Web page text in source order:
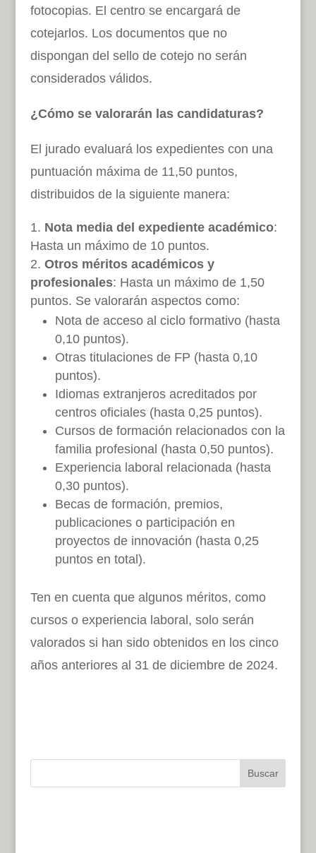
fotocopias. El centro se encargará de
cotejarlos. Los documentos que no
dispongan del sello de cotejo no serán
considerados válidos.
¿Cómo se valorarán las candidaturas?
El jurado evaluará los expedientes con una
puntuación máxima de 11,50 puntos,
distribuidos de la siguiente manera:
Nota media del expediente académico:
Hasta un máximo de 10 puntos.
Otros méritos académicos y
profesionales: Hasta un máximo de 1,50
puntos. Se valorarán aspectos como:
Nota de acceso al ciclo formativo (hasta
0,10 puntos).
Otras titulaciones de FP (hasta 0,10
puntos).
Idiomas extranjeros acreditados por
centros oficiales (hasta 0,25 puntos).
Cursos de formación relacionados con la
familia profesional (hasta 0,50 puntos).
Experiencia laboral relacionada (hasta
0,30 puntos).
Becas de formación, premios,
publicaciones o participación en
proyectos de innovación (hasta 0,25
puntos en total).
Ten en cuenta que algunos méritos, como
cursos o experiencia laboral, solo serán
valorados si han sido obtenidos en los cinco
años anteriores al 31 de diciembre de 2024.
Buscar